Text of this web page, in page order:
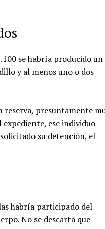
se habría producido un
y al menos uno o dos
reserva, presuntamente
ese individuo
su detención, el
habría participado del
No se descarta que